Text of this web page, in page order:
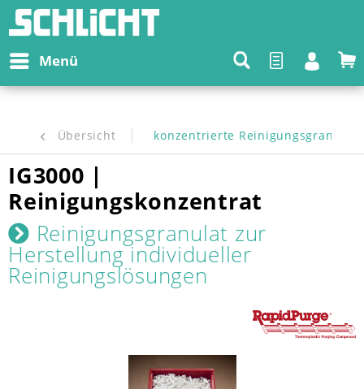
Menü
Übersicht konzentrierte Reinigungsgranulate
IG3000 |
Reinigungskonzentrat
Reinigungsgranulat zur
Herstellung individueller
Reinigungslösungen